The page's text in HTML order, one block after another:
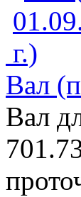
Вал
Вал